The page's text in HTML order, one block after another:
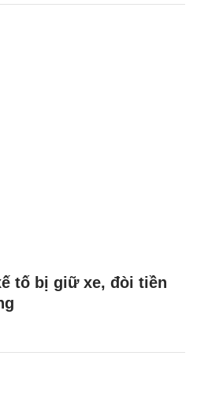
tố bị giữ xe, đòi tiền